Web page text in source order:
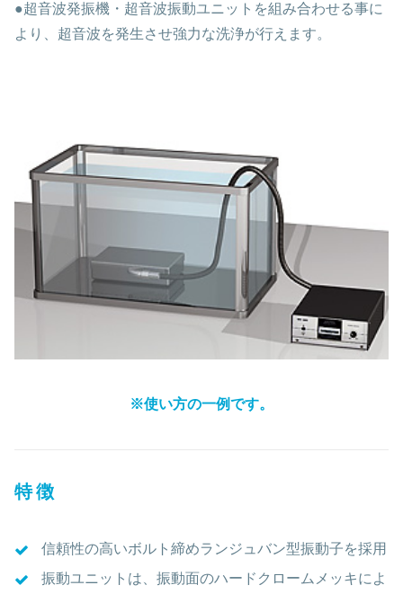
●超音波発振機・超音波振動ユニットを組み合わせる事に
より、超音波を発生させ強力な洗浄が行えます。
※使い方の一例です。
特徴
信頼性の高いボルト締めランジュバン型振動子を採用
振動ユニットは、振動面のハードクロームメッキによ